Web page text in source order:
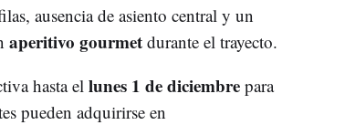
ausencia de asiento central y un
aperitivo gourmetdurante el trayecto.
hasta el lunes 1 de diciembrepara
pueden adquirirse en